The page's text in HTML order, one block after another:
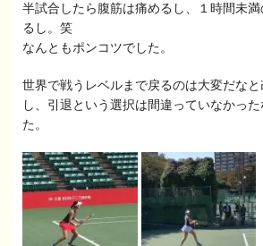
半試合したら腹筋は痛めるし、１時間未
るし。笑
なんともポンコツでした。
世界で戦うレベルまで戻るのは大変だな
し、引退という選択は間違っていなかっ
た。